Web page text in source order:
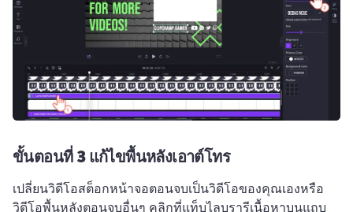
ขั้นตอนที่ 3แก้ไขพื้นหลังเอาต์โทร
เปลี่ยนวิดีโอสต็อกหน้าจอตอนจบเป็นวิดีโอของคุณเองหรือ
วิดีโอพื้นหลังตอนจบอื่นๆ คลิกที่แท็บไลบรารีเนื้อหาบนแถบ